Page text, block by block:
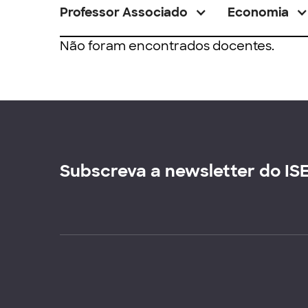
Professor Associado Economia
Não foram encontrados docentes.
Subscreva a newsletter do